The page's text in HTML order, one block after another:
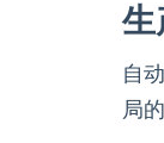
生
自
局